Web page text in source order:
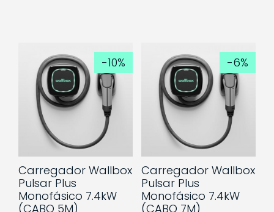
-10%
Carregador Wallbox
Pulsar Plus
Monofásico 7.4kW
(CABO 5M)
-6%
Carregador Wallbox
Pulsar Plus
Monofásico 7.4kW
(CABO 7M)